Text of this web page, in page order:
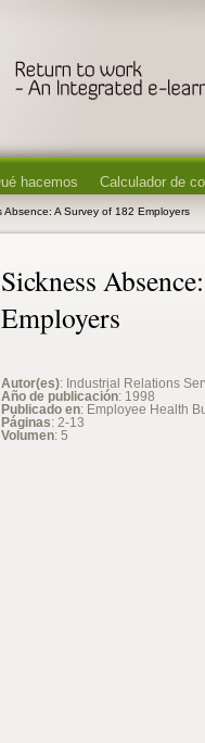
hacemos Calculador de
Absence: A Survey of 182 Employers
Sickness
Employers
Autor(es): Industrial Relations
Año de publicación: 1998
Publicado en: Employee Health
Páginas: 2-13
Volumen: 5